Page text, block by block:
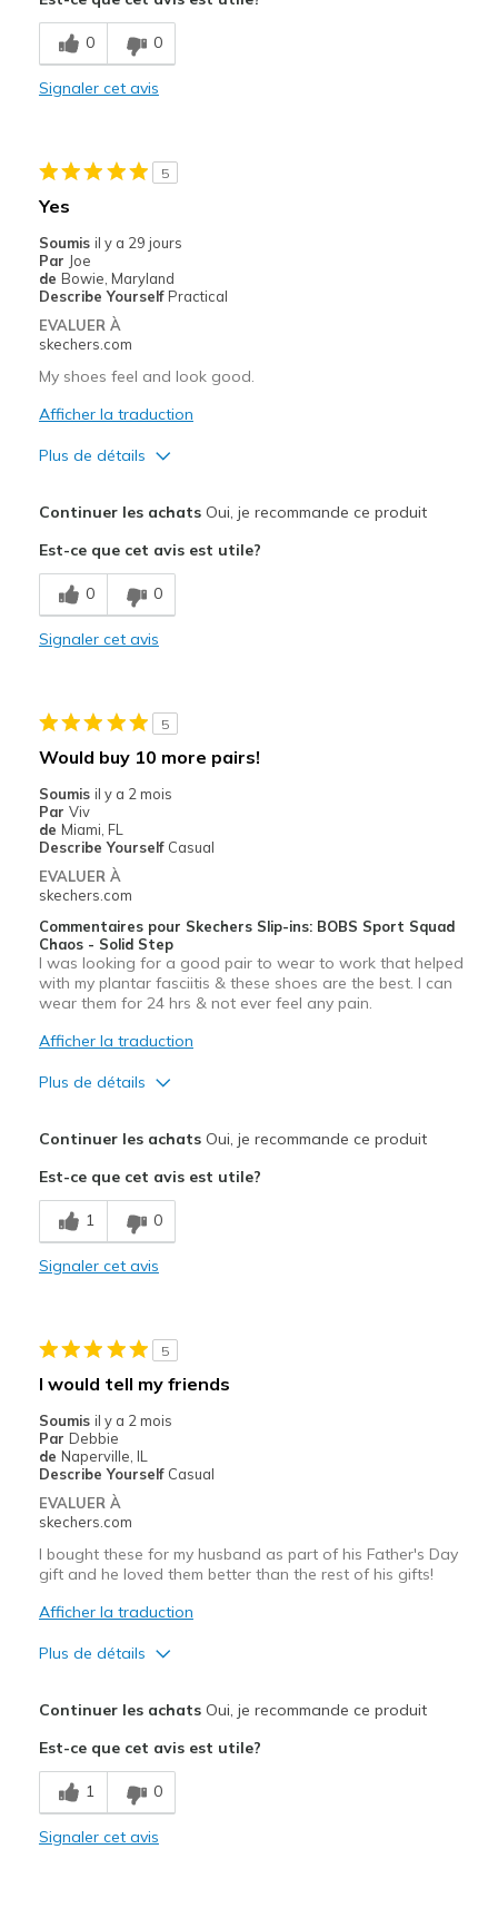
Breathe Well
Comfortable
View On Shoes
I'm Into Shoes
0 0
Signaler cet avis
5
Yes
Soumis il y a 29 jours
Par Joe
de Bowie, Maryland
Describe Yourself Practical
EVALUER À
skechers.com
My shoes feel and look good.
Afficher la traduction
Plus de détails
Breathe Well
Comfortable
Casual Wear
Special Occasions
View On Shoes
Shoes are for Wearing
Continuer les achatsOui, je recommande ce produit
Est-ce que cet avis est utile?
0 0
Signaler cet avis
5
Would buy 10 more pairs!
Soumis il y a 2 mois
Par Viv
de Miami, FL
Describe Yourself Casual
EVALUER À
skechers.com
Commentaires pour Skechers Slip-ins: BOBS Sport Squad
Chaos - Solid Step
I was looking for a good pair to wear to work that helped
with my plantar fasciitis & these shoes are the best. I can
wear them for 24 hrs & not ever feel any pain.
Afficher la traduction
Plus de détails
Durable
Les meilleures utilisations
Casual Wear
View On Shoes
Continuer les achatsOui, je recommande ce produit
Est-ce que cet avis est utile?
1 0
Signaler cet avis
5
I would tell my friends
Soumis il y a 2 mois
Par Debbie
de Naperville, IL
Describe Yourself Casual
EVALUER À
skechers.com
I bought these for my husband as part of his Father's Day
gift and he loved them better than the rest of his gifts!
Afficher la traduction
Plus de détails
Breathe Well
Comfortable
Continuer les achatsOui, je recommande ce produit
Est-ce que cet avis est utile?
1 0
Signaler cet avis